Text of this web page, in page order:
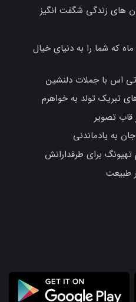
که شما را به دنیای خیال